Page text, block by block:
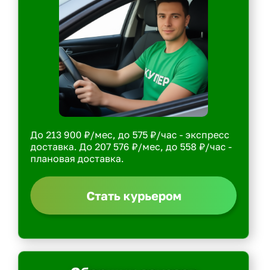
До 213 900 ₽/мес, до 575 ₽/час - экспресс
доставка. До 207 576 ₽/мес, до 558 ₽/час -
плановая доставка.
Стать курьером